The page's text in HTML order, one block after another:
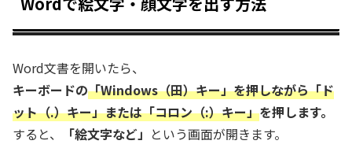
Word文書を開いたら、
キーボードの「Windows（田）キー」を押しながら「ド
ット（.）キー」または「コロン（:）キー」を押します。
すると、
「絵文字など」 という画面が開きます。